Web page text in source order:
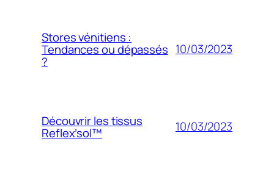
Stores vénitiens :
Tendances ou dépassés
?
10/03/2023
Découvrir les tissus
Reflex’sol™ 10/03/2023